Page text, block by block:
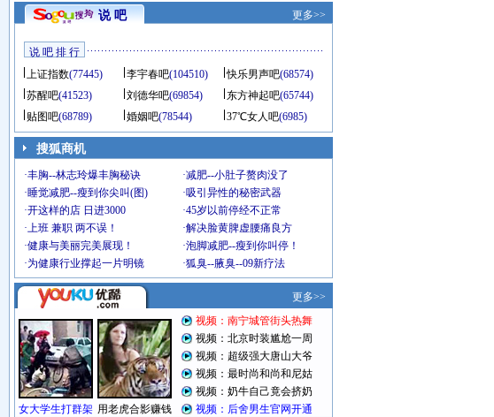
说 吧 更多>>
说 吧 排 行
上证指数(77445) 李宇春吧(104510) 快乐男声吧(68574)
苏醒吧(41523) 刘德华吧(69854) 东方神起吧(65744)
贴图吧(68789) 婚姻吧(78544) 37℃女人吧(6985)
搜狐商机
·丰胸--林志玲爆丰胸秘诀 ·减肥--小肚子赘肉没了
·睡觉减肥--瘦到你尖叫(图) ·吸引异性的秘密武器
·开这样的店 日进3000 ·45岁以前停经不正常
·上班 兼职 两不误！ ·解决脸黄脾虚腰痛良方
·健康与美丽完美展现！ ·泡脚减肥--瘦到你叫停！
·为健康行业撑起一片明镜 ·狐臭--腋臭--09新疗法